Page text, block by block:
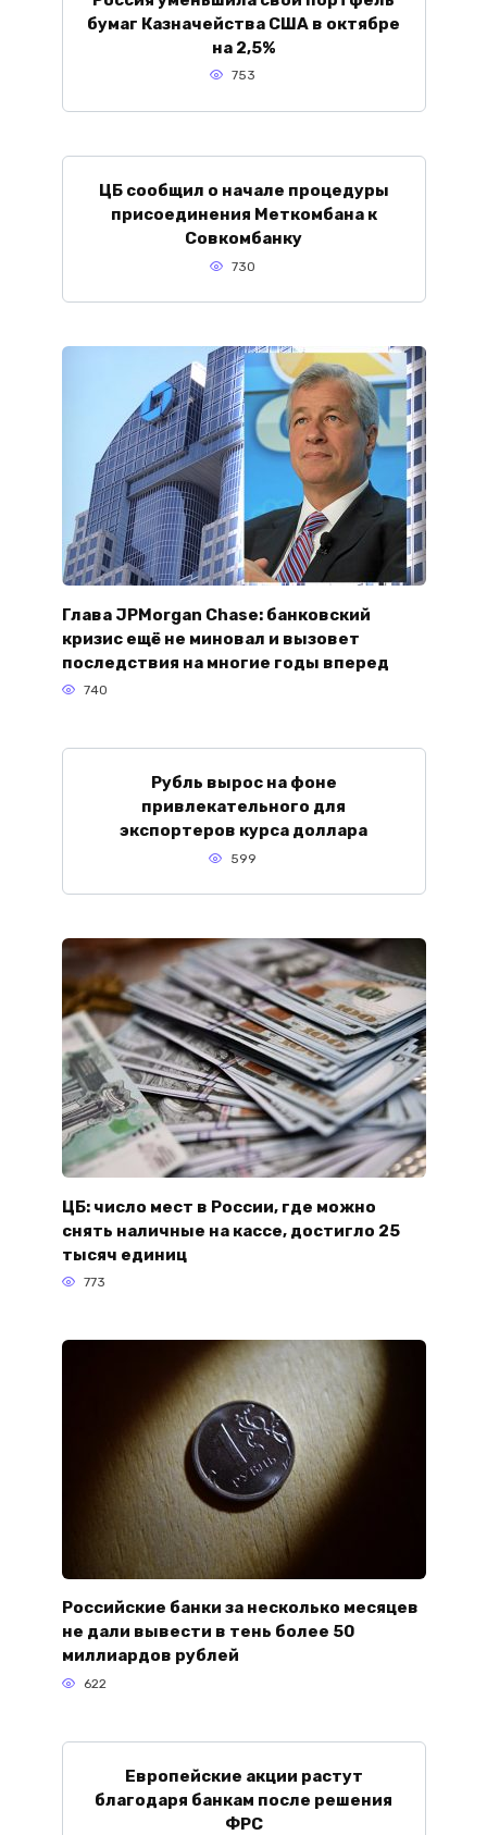
бумаг Казначейства США в октябре
на 2,5%
753
ЦБ сообщил о начале процедуры
присоединения Меткомбана к
Совкомбанку
730
Глава JPMorgan Chase: банковский
кризис ещё не миновал и вызовет
последствия на многие годы вперед
740
Рубль вырос на фоне
привлекательного для
экспортеров курса доллара
599
ЦБ: число мест в России, где можно
снять наличные на кассе, достигло 25
тысяч единиц
773
Российские банки за несколько месяцев
не дали вывести в тень более 50
миллиардов рублей
622
Европейские акции растут
благодаря банкам после решения
ФРС